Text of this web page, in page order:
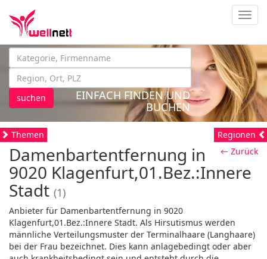
suchen
EINFACH FINDEN UND
BUCHEN
Themen
← Zurück
Damenbartentfernung in
9020 Klagenfurt,01.Bez.:Innere
Stadt (1)
Anbieter für Damenbartentfernung in 9020
Klagenfurt,01.Bez.:Innere Stadt. Als Hirsutismus werden
männliche Verteilungsmuster der Terminalhaare (Langhaare)
bei der Frau bezeichnet. Dies kann anlagebedingt oder aber
Regionen